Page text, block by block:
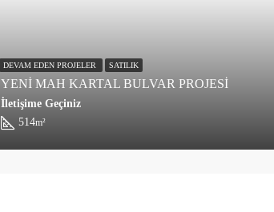
YENİ MAH KARTAL BULVAR PROJESİ
514m²
İletişime Geçiniz
DEVAM EDEN PROJELER SATILIK